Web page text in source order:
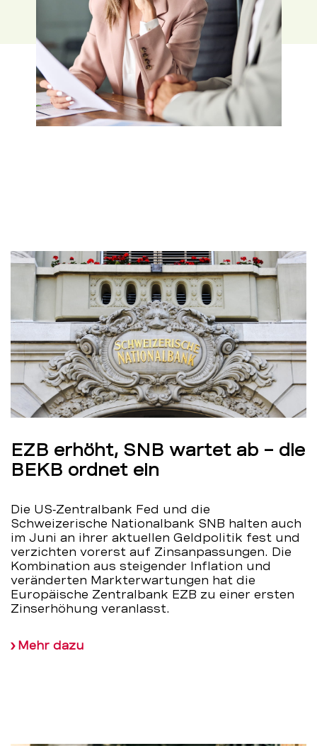
EZB erhöht, SNB wartet ab – die
BEKB ordnet ein
Die US‑Zentralbank Fed und die
Schweizerische Nationalbank SNB halten auch
im Juni an ihrer aktuellen Geldpolitik fest und
verzichten vorerst auf Zinsanpassungen. Die
Kombination aus steigender Inflation und
veränderten Markterwartungen hat die
Europäische Zentralbank EZB zu einer ersten
Zinserhöhung veranlasst.
Mehr dazu